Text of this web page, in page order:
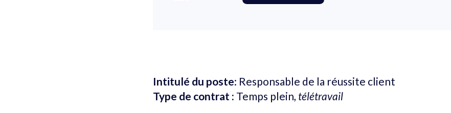
Intitulé du poste: Responsable de la réussite client
Type de contrat : Temps plein, télétravail